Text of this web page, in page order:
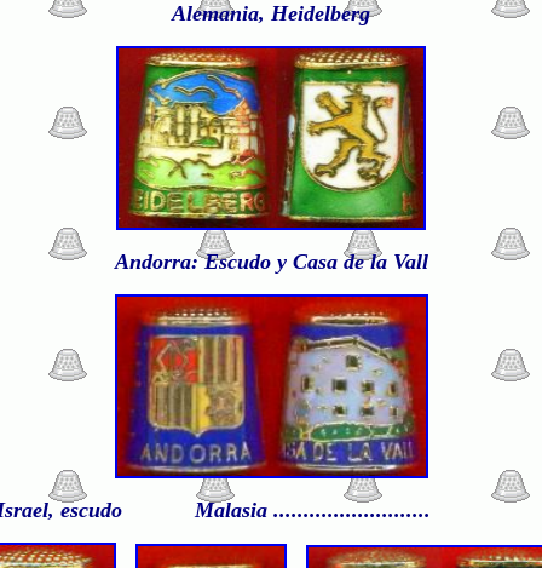
Alemania, Heidelberg
Andorra: Escudo y Casa de la Vall
escudo Malasia